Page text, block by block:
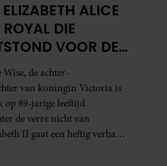
ALICE
DIE
VOOR DE
HAAR BABY
de achter-
van koningin Victoria is
op 89-jarige leeftijd
de verre nicht van
II gaat een heftig verhaal